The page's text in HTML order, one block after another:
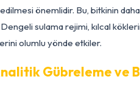
evapotranspirasyon hızının
kullanarak toprak nem içeriğini
doğrudan kök bölgesine
Bitkiyi tembelleştirmemek